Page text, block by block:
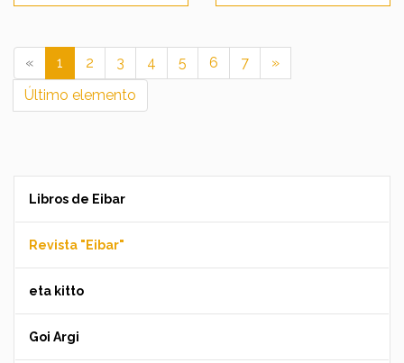
« 1 2 3 4 5 6 7
»
Último elemento
Libros de Eibar
Revista "Eibar"
eta kitto
Goi Argi